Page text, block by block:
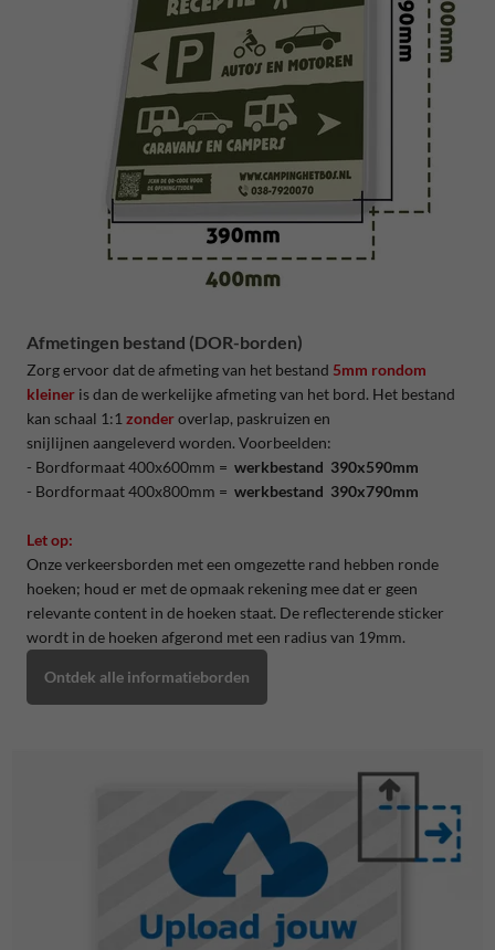
Afmetingen bestand (DOR-borden)
Zorg ervoor dat de afmeting van het bestand 5mm rondom
kleineris dan de werkelijke afmeting van het bord. Het bestand
kan schaal 1:1 zonderoverlap, paskruizen en
snijlijnen aangeleverd worden. Voorbeelden:
- Bordformaat 400x600mm = werkbestand 390x590mm
- Bordformaat 400x800mm = werkbestand 390x790mm
Let op:
Onze verkeersborden met een omgezette rand hebben ronde
hoeken; houd er met de opmaak rekening mee dat er geen
relevante content in de hoeken staat. De reflecterende sticker
wordt in de hoeken afgerond met een radius van 19mm.
Ontdek alle informatieborden